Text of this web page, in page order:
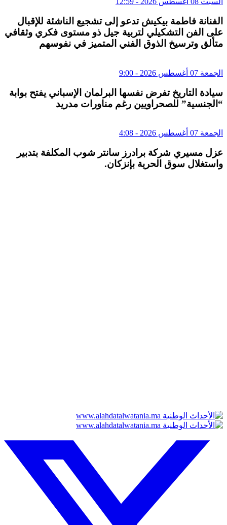
الفنانة فاطمة بيكيش تدعو إلى تشجيع الناشئة للإقبال
على الفن التشكيلي لتربية جيل ذو مستوى فكري وثقافي
متألق وترسيخ الذوق الفني المتميز في نفوسهم
الجمعة 07 أغسطس 2026 - 9:00
سيادة التاريخ تفرض نفسها البرلمان الإسباني يفتح بوابة
“الجنسية” للصحراويين رغم مناورات مدريد
الجمعة 07 أغسطس 2026 - 4:08
عزل مسيري شركة برادرز سانتر شوب المكلفة بتدبير
واستغلال سوق الحرية بإنزكان.